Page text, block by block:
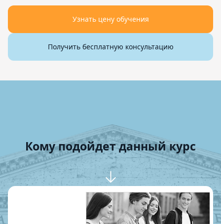
Узнать цену обучения
Получить бесплатную консультацию
Кому подойдет данный курс